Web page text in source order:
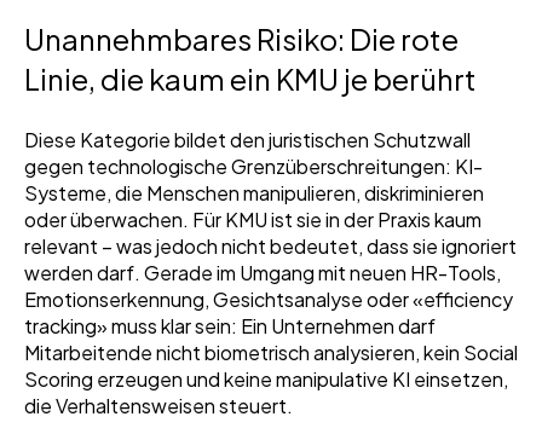
Unannehmbares Risiko: Die rote
Linie, die kaum ein KMU je berührt
Diese Kategorie bildet den juristischen Schutzwall
gegen technologische Grenzüberschreitungen: KI-
Systeme, die Menschen manipulieren, diskriminieren
oder überwachen. Für KMU ist sie in der Praxis kaum
relevant – was jedoch nicht bedeutet, dass sie ignoriert
werden darf. Gerade im Umgang mit neuen HR-Tools,
Emotionserkennung, Gesichtsanalyse oder «efficiency
tracking» muss klar sein: Ein Unternehmen darf
Mitarbeitende nicht biometrisch analysieren, kein Social
Scoring erzeugen und keine manipulative KI einsetzen,
die Verhaltensweisen steuert.